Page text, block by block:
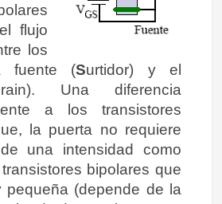
flujo
los
fuente (Surtidor) y el
rain). Una diferencia
a los transistores
la puerta no requiere
una intensidad como
bipolares que
pequeña (depende de la